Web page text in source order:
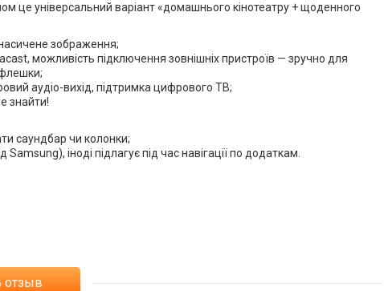
це універсальний варіант «домашнього кінотеатру + щоденного
зображення;
можливість підключення зовнішніх пристроїв — зручно для
аудіо-вихід, підтримка цифрового ТВ;
знайти!
саундбар чи колонки;
іноді підлагує під час навігації по додаткам.
отзыв